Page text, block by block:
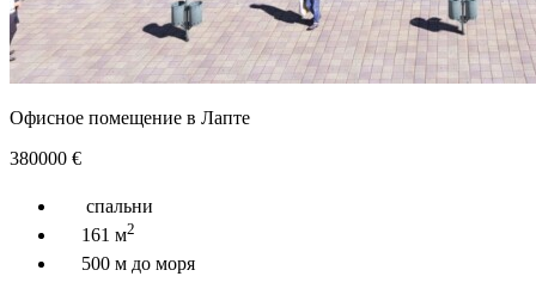
Офисное помещение в Лапте
380000 €
спальни
161 м2
500 м до моря